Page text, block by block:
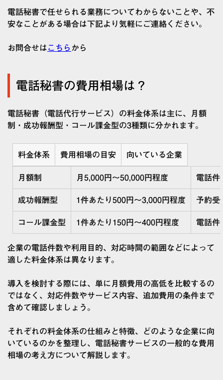
電話秘書で任せられる業務についてわからないことや、不
安なことがある場合は下記より気軽にご連絡ください。
お問合せはこちら から
電話秘書の費用相場は？
電話秘書（電話代行サービス）の料金体系は主に、月額
制・成功報酬型・コール課金型の3種類に分かれます。
料金体系 費用相場の目安 向いている企業
月額制 月5,000円～50,000円程度 電話件
成功報酬型 1件あたり500円～3,000円程度 予約受
コール課金型 1件あたり150円～400円程度 電話件
企業の電話件数や利用目的、対応時間の範囲などによって
適した料金体系は異なります。
導入を検討する際には、単に月額費用の高低を比較するの
ではなく、対応件数やサービス内容、追加費用の条件まで
含めて確認しましょう。
それぞれの料金体系の仕組みと特徴、どのような企業に向
いているのかを整理し、電話秘書サービスの一般的な費用
相場の考え方について解説します。